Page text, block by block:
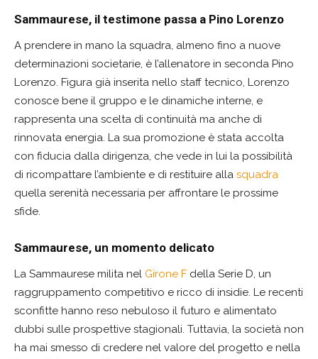
Sammaurese, il testimone passa a Pino Lorenzo
A prendere in mano la squadra, almeno fino a nuove
determinazioni societarie, è l’allenatore in seconda Pino
Lorenzo. Figura già inserita nello staff tecnico, Lorenzo
conosce bene il gruppo e le dinamiche interne, e
rappresenta una scelta di continuità ma anche di
rinnovata energia. La sua promozione è stata accolta
con fiducia dalla dirigenza, che vede in lui la possibilità
di ricompattare l’ambiente e di restituire alla squadra
quella serenità necessaria per affrontare le prossime
sfide.
Sammaurese, un momento delicato
La Sammaurese milita nel Girone F della Serie D, un
raggruppamento competitivo e ricco di insidie. Le recenti
sconfitte hanno reso nebuloso il futuro e alimentato
dubbi sulle prospettive stagionali. Tuttavia, la società non
ha mai smesso di credere nel valore del progetto e nella